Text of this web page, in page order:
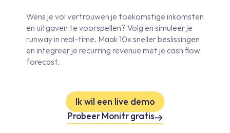
Wens je vol vertrouwen je toekomstige inkomsten
en uitgaven te voorspellen? Volg en simuleer je
runway in real-time. Maak 10x sneller beslissingen
en integreer je recurring revenue met je cash flow
forecast.
Ik wil een live demo
Probeer Monitr gratis